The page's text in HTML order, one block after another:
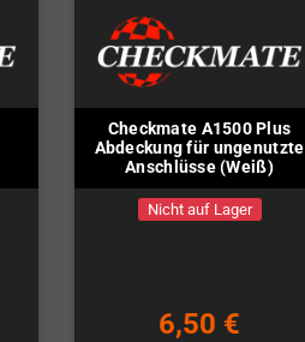
Checkmate A1500 Plus
Abdeckung für ungenutzte
Anschlüsse (Weiß)
Nicht auf Lager
6,50 €